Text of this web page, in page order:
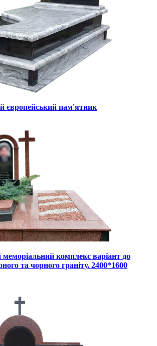
європейський пам'ятник
комплекс варіант до
та чорного граніту. 2400*1600